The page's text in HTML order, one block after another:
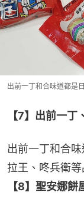
出前一丁和合味道都是
【7】出前一丁
出前一丁和合
拉王、咚兵衛
【8】聖安娜